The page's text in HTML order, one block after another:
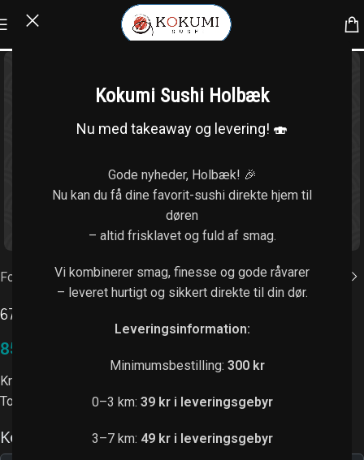
Kokumi Sushi Holbæk
Nu med takeaway og levering! 🍣
Gode nyheder, Holbæk! 🎉
Nu kan du få dine favorit-sushi direkte hjem til
døren
– altid frisklavet og fuld af smag.
Vi kombinerer smag, finesse og gode råvarer
– leveret hurtigt og sikkert direkte til din dør.
Leveringsinformation:
Minimumsbestilling: 300 kr
0–3 km: 39 kr i leveringsgebyr
3–7 km: 49 kr i leveringsgebyr
Forside Uramaki (8 stk.)
67. Krebs
85,00
Krebshaler, avocado, agurk, chilimayo
Toppet med sesam